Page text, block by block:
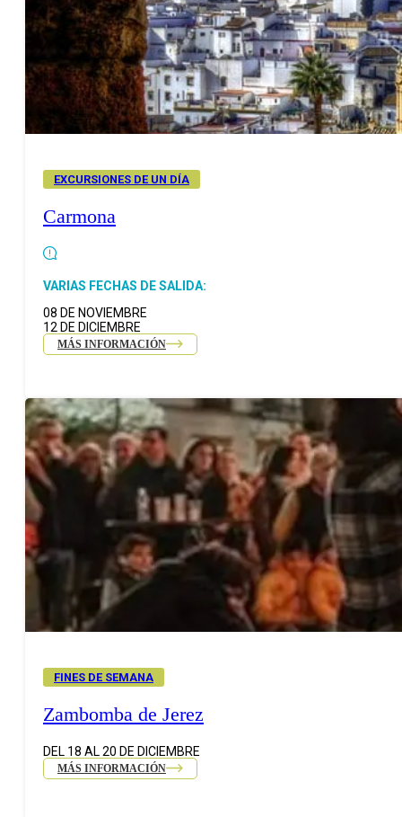
EXCURSIONES DE UN DÍA
Carmona
VARIAS FECHAS DE SALIDA:
08 DE NOVIEMBRE
12 DE DICIEMBRE
MÁS INFORMACIÓN
FINES DE SEMANA
Zambomba de Jerez
DEL 18 AL 20 DE DICIEMBRE
MÁS INFORMACIÓN